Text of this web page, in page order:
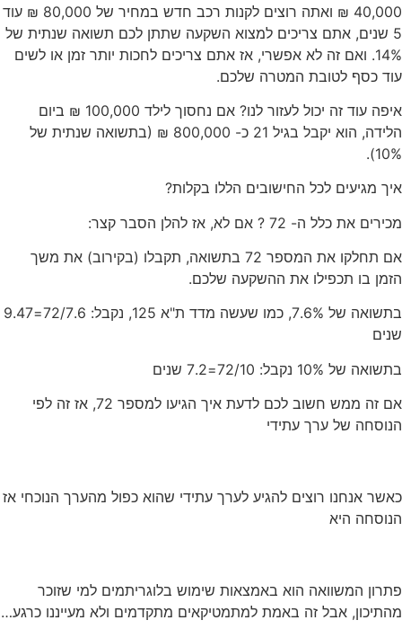
40,000 ₪ ואתה רוצים לקנות רכב חדש במחיר של 80,000 ₪ עוד
5 שנים, אתם צריכים למצוא השקעה שתתן לכם תשואה שנתית של
14%. ואם זה לא אפשרי, אז אתם צריכים לחכות יותר זמן או לשים
עוד כסף לטובת המטרה שלכם.
איפה עוד זה יכול לעזור לנו? אם נחסוך לילד 100,000 ₪ ביום
הלידה, הוא יקבל בגיל 21 כ- 800,000 ₪ (בתשואה שנתית של
10%).
איך מגיעים לכל החישובים הללו בקלות?
מכירים את כלל ה- 72 ? אם לא, אז להלן הסבר קצר:
אם תחלקו את המספר 72 בתשואה, תקבלו (בקירוב) את משך
הזמן בו תכפילו את ההשקעה שלכם.
בתשואה של 7.6%, כמו שעשה מדד ת"א 125, נקבל: 72/7.6=9.47
שנים
בתשואה של 10% נקבל: 72/10=7.2 שנים
אם זה ממש חשוב לכם לדעת איך הגיעו למספר 72, אז זה לפי
הנוסחה של ערך עתידי
כאשר אנחנו רוצים להגיע לערך עתידי שהוא כפול מהערך הנוכחי אז
הנוסחה היא
פתרון המשוואה הוא באמצאות שימוש בלוגריתמים למי שזוכר
מהתיכון, אבל זה באמת למתמטיקאים מתקדמים ולא מעייננו כרגע…